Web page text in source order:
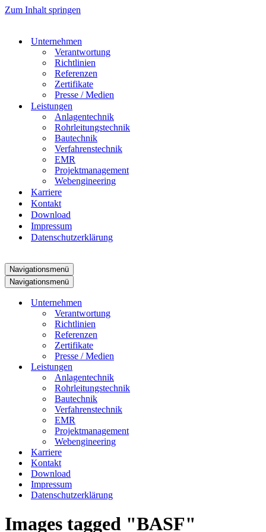
Zum Inhalt springen
Unternehmen
Verantwortung
Richtlinien
Referenzen
Zertifikate
Presse / Medien
Leistungen
Anlagentechnik
Rohrleitungstechnik
Bautechnik
Verfahrenstechnik
EMR
Projektmanagement
Webengineering
Karriere
Kontakt
Download
Impressum
Datenschutzerklärung
Navigationsmenü
Navigationsmenü
Unternehmen
Verantwortung
Richtlinien
Referenzen
Zertifikate
Presse / Medien
Leistungen
Anlagentechnik
Rohrleitungstechnik
Bautechnik
Verfahrenstechnik
EMR
Projektmanagement
Webengineering
Karriere
Kontakt
Download
Impressum
Datenschutzerklärung
Images tagged "BASF"